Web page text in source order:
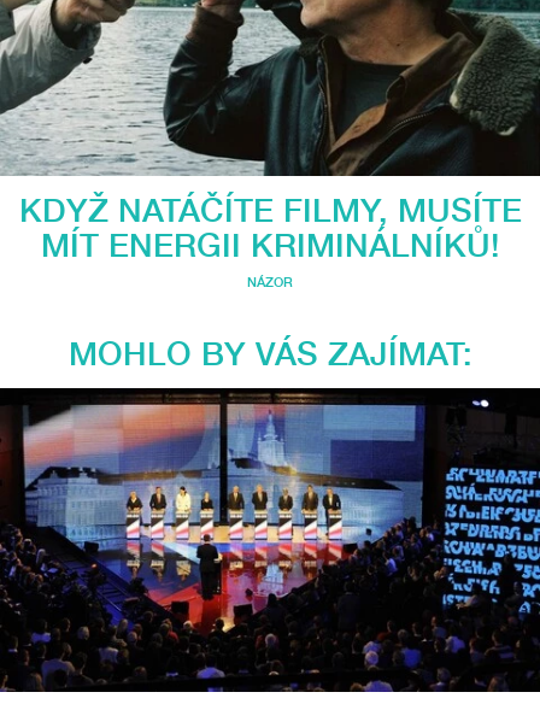
KDYŽ NATÁČÍTE FILMY, MUSÍTE
MÍT ENERGII KRIMINÁLNÍKŮ!
NÁZOR
MOHLO BY VÁS ZAJÍMAT: